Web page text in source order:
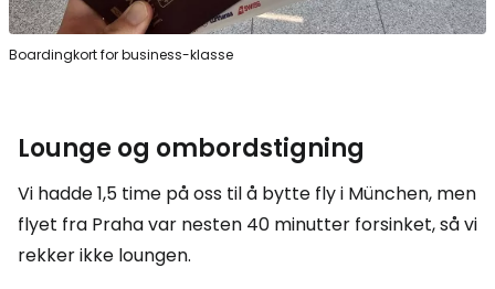
Boardingkort for business-klasse
Lounge og ombordstigning
Vi hadde 1,5 time på oss til å bytte fly i München, men
flyet fra Praha var nesten 40 minutter forsinket, så vi
rekker ikke loungen.